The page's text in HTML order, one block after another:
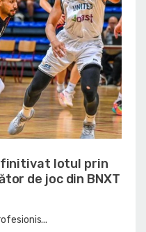
lotul prin
de joc din BNXT